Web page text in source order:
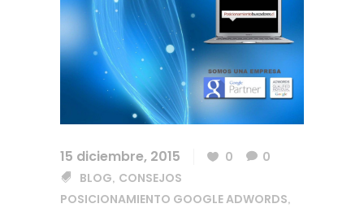
15 diciembre, 2015 0
0
BLOG, CONSEJOS
POSICIONAMIENTO GOOGLE ADWORDS,